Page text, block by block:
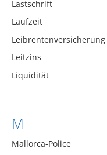
Lastschrift
Laufzeit
Leibrentenversicherung
Leitzins
Liquidität
M
Mallorca-Police